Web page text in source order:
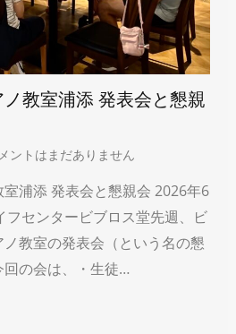
ノ教室浦添 発表会と懇親
ントはまだありません
室浦添 発表会と懇親会 2026年6
フセンタービブロス堂先週、ビ
教室の発表会（という名の懇
の会は、・生徒…